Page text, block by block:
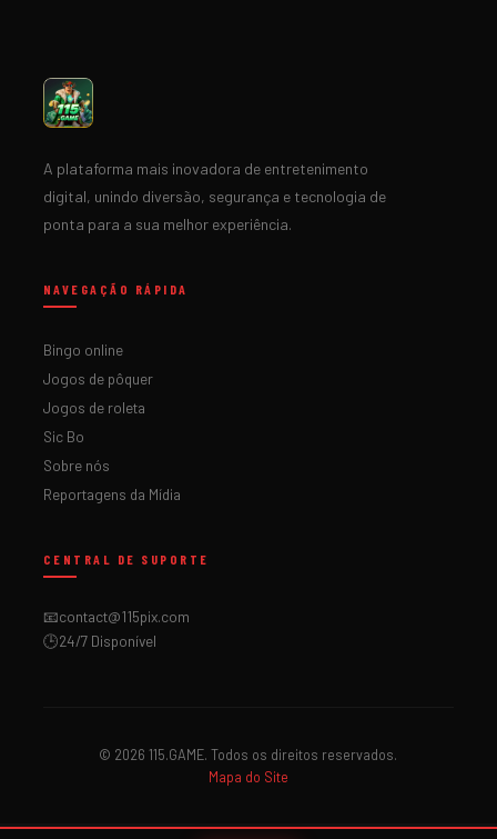
A plataforma mais inovadora de entretenimento
digital, unindo diversão, segurança e tecnologia de
ponta para a sua melhor experiência.
NAVEGAÇÃO RÁPIDA
Bingo online
Jogos de pôquer
Jogos de roleta
Sic Bo
Sobre nós
Reportagens da Mídia
CENTRAL DE SUPORTE
📧contact@115pix.com
🕒24/7 Disponível
© 2026 115.GAME. Todos os direitos reservados.
Mapa do Site